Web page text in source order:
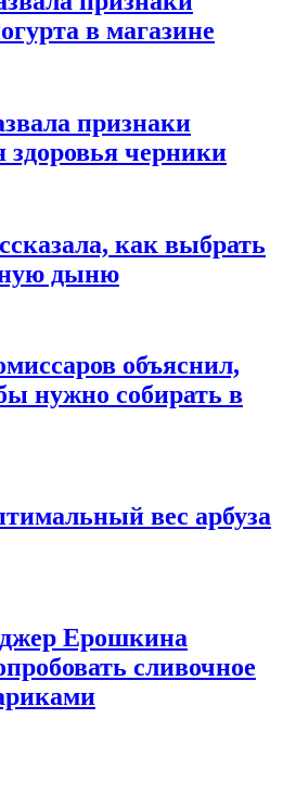
в магазине
признаки
здоровья черники
как выбрать
дыню
объяснил,
нужно собирать в
вес арбуза
Ерошкина
сливочное